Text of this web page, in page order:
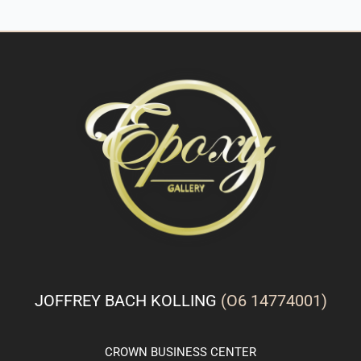
JOFFREY BACH KOLLING (O6 14774001)
CROWN BUSINESS CENTER